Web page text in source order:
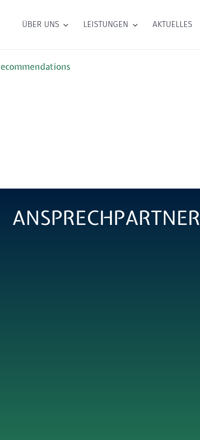
ÜBER UNS LEISTUNGEN AKTUELLES
ANSPRECHPARTNER